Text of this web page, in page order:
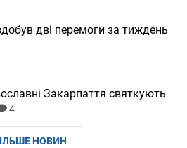
дві перемоги за тиждень
Закарпаття святкують
4
НОВИН